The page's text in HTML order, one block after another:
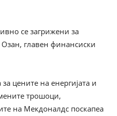
се загрижени за
главен финансиски
цените на енергијата и
трошоци,
на Мекдоналдс поскапеа